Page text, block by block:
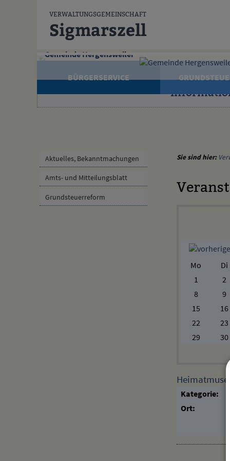
VERWALTUNGSGEMEINSCHAFT
Sigmarszell
Gemeinde Hergensweiler
BÜRGERSERVICE
Aktuelles, Bekanntmachungen
Amts- und Mitteilungsblatt
Grundsteuerreform
Sie sind hier:
Mo
Di
1
2
8
9
15
16
22
23
29
30
Kategorie:
Ort: